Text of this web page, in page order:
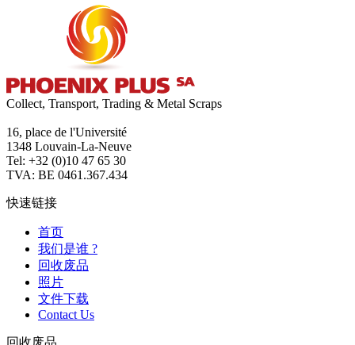
Collect, Transport, Trading & Metal Scraps
16, place de l'Université
1348 Louvain-La-Neuve
Tel: +32 (0)10 47 65 30
TVA: BE 0461.367.434
快速链接
首页
我们是谁 ?
回收废品
照片
文件下载
Contact Us
回收废品